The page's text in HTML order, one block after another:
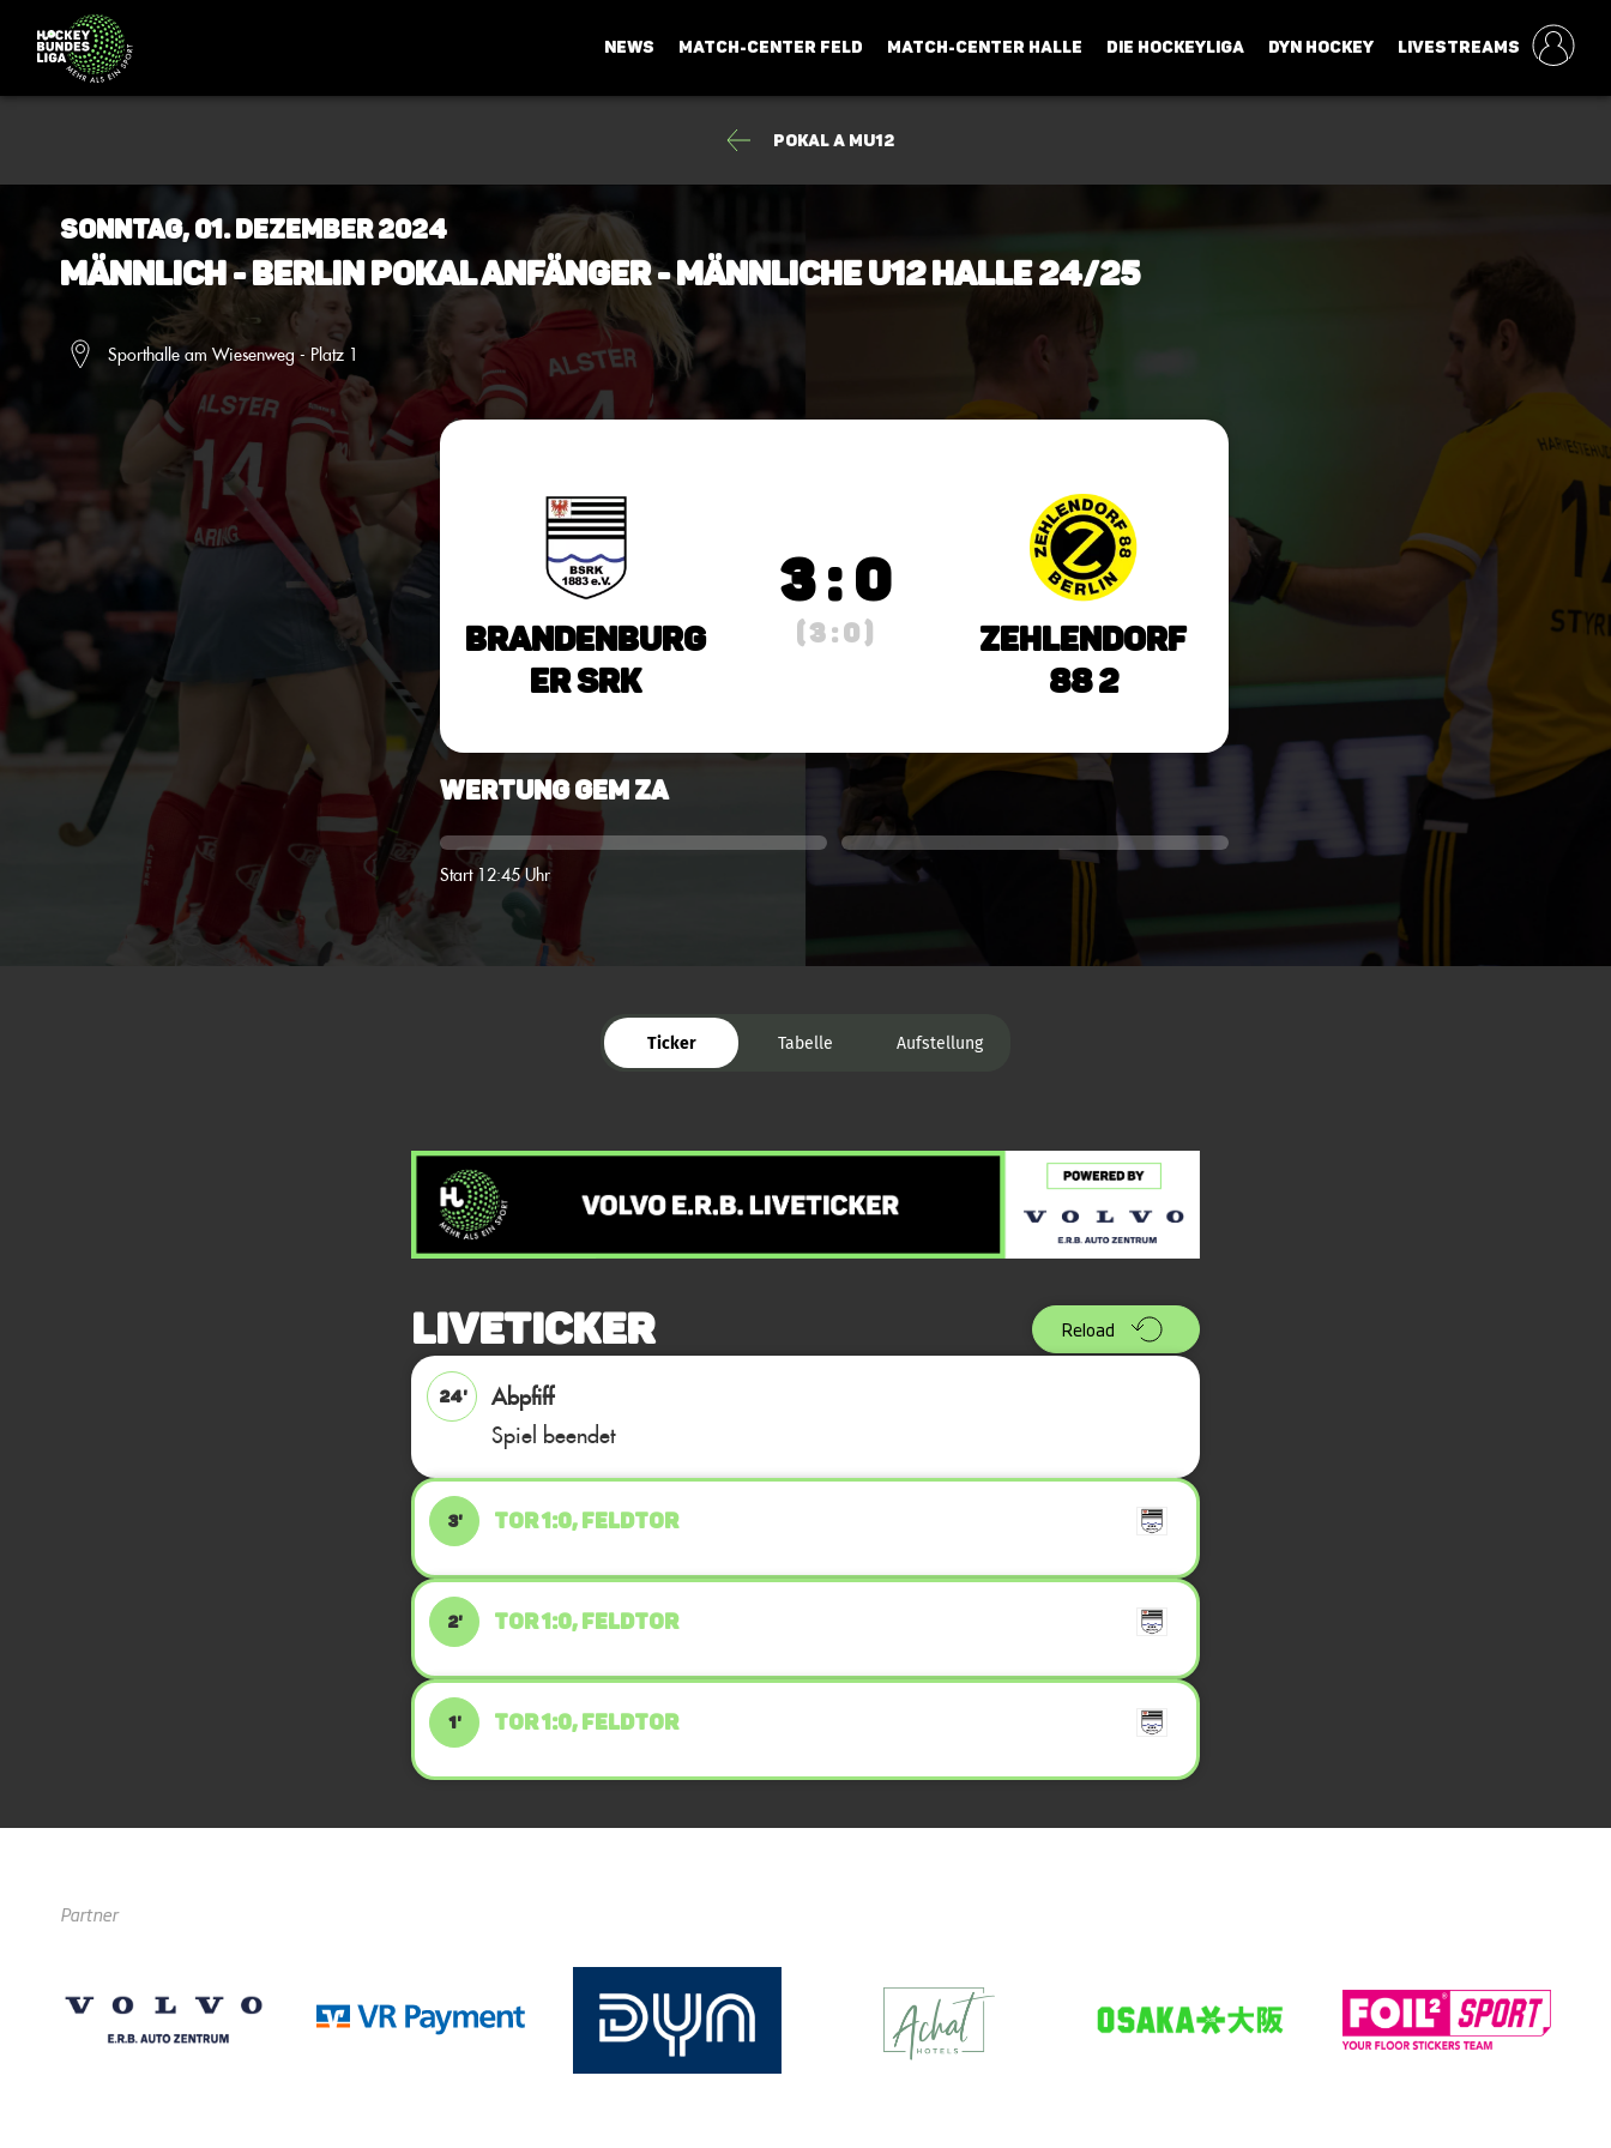
NEWS MATCH-CENTER FELD MATCH-CENTER HALLE DIE HOCKEYLIGA DYN HOCKEY LIVESTREAMS
Pokal A mU12
Sonntag, 01. Dezember 2024
Männlich - Berlin Pokal Anfänger - männliche U12 Halle 24/25
Sporthalle am Wiesenweg - Platz 1
Brandenburg
er SRK
3 : 0
( 3 : 0 )
Zehlendorf
88 2
Wertung gem ZA
Start 12:45 Uhr
Ticker Tabelle Aufstellung
Liveticker Reload
24'
Abpfiff
Spiel beendet
3' TOR 1:0, FELDTOR
2' TOR 1:0, FELDTOR
1' TOR 1:0, FELDTOR
Partner